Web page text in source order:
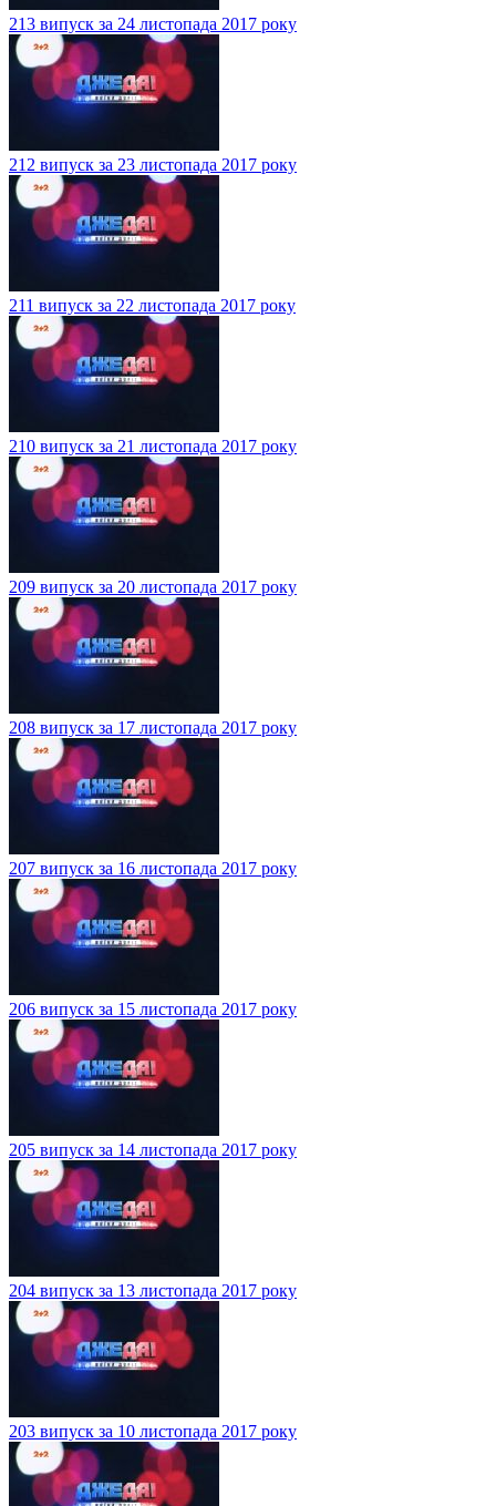
213 випуск за 24 листопада 2017 року
212 випуск за 23 листопада 2017 року
211 випуск за 22 листопада 2017 року
210 випуск за 21 листопада 2017 року
209 випуск за 20 листопада 2017 року
208 випуск за 17 листопада 2017 року
207 випуск за 16 листопада 2017 року
206 випуск за 15 листопада 2017 року
205 випуск за 14 листопада 2017 року
204 випуск за 13 листопада 2017 року
203 випуск за 10 листопада 2017 року